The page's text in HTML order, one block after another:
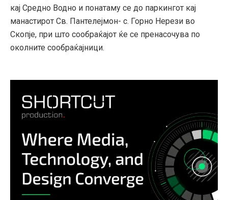
кај Средно Водно и понатаму се до паркингот кај
манастирот Св. Пантелејмон- с. Горно Нерези во
Скопје, при што сообраќајот ќе се пренасочува по
околните сообраќајници.